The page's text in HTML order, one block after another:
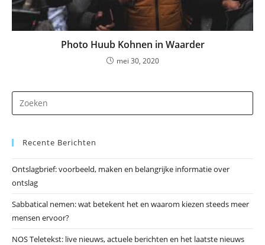
Photo Huub Kohnen in Waarder
mei 30, 2020
op
Recente Berichten
Ontslagbrief: voorbeeld, maken en belangrijke informatie over
ontslag
Sabbatical nemen: wat betekent het en waarom kiezen steeds meer
mensen ervoor?
NOS Teletekst: live nieuws, actuele berichten en het laatste nieuws